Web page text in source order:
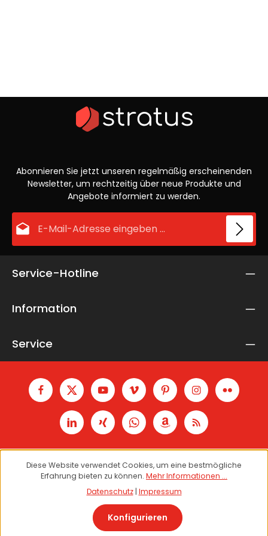
Abonnieren Sie jetzt unseren regelmäßig erscheinenden
Newsletter, um rechtzeitig über neue Produkte und
Angebote informiert zu werden.
Datenschutz
Ich habe dieDatenschutzbestimmungen
zur Kenntnis
Die mit einem Stern (*) markierten Felder sind Pflichtfelder.
Service-Hotline
Information
Service
Diese Website verwendet Cookies, um eine bestmögliche
Erfahrung bieten zu können. Mehr Informationen ...
Datenschutz| Impressum
Konfigurieren